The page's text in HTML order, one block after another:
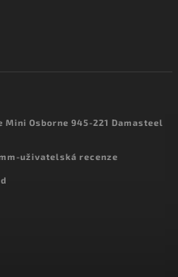
Osborne 945-221 Damasteel
uživatelská recenze